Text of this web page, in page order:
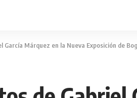
García Márquez en la Nueva Exposición de